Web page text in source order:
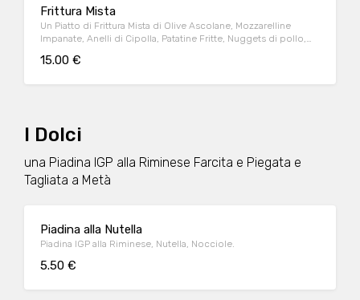
Frittura Mista
Un Piatto di Frittura Mista di Olive Ascolane, Mozzarelline
Impanate, Anelli di Cipolla, Patatine Fritte, Nuggets di pollo,
15.00 €
I Dolci
una Piadina IGP alla Riminese Farcita e Piegata e
Tagliata a Metà
Piadina alla Nutella
Piadina IGP alla Riminese, Nutella, Nocciole.
5.50 €